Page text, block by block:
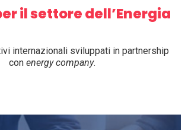
il settore dell’Energia
internazionali sviluppati in partnership
con energy company.